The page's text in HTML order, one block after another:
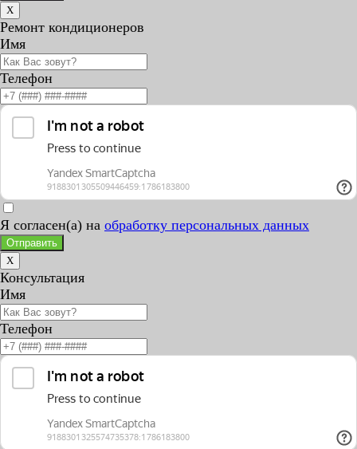
X
Ремонт кондиционеров
Имя
Телефон
Я согласен(а) на обработку персональных данных
Отправить
X
Консультация
Имя
Телефон